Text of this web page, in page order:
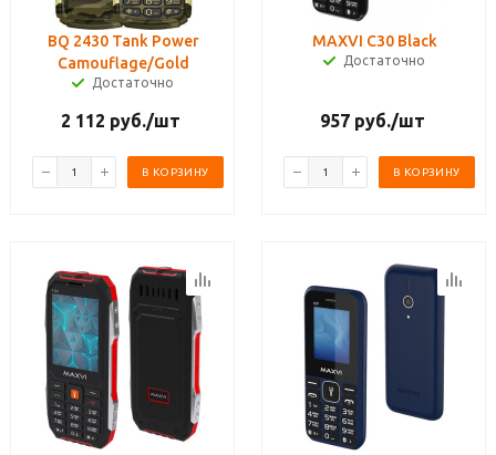
BQ 2430 Tank Power
Camouflage/Gold
Достаточно
2 112 руб./шт
В КОРЗИНУ
MAXVI C30 Black
Достаточно
957руб./шт
В КОРЗИНУ